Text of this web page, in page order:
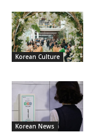
Korean Culture
Korean News